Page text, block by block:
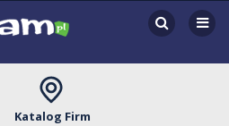
Katalog Firm